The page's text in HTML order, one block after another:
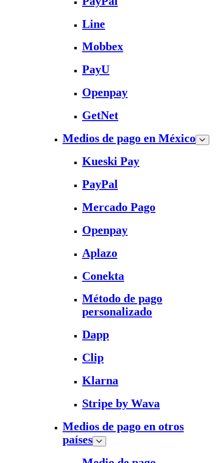
Line
Mobbex
PayU
Openpay
GetNet
Medios de pago en México
Kueski Pay
PayPal
Mercado Pago
Openpay
Aplazo
Conekta
Método de pago
personalizado
Dapp
Clip
Klarna
Stripe by Wava
Medios de pago en otros
países